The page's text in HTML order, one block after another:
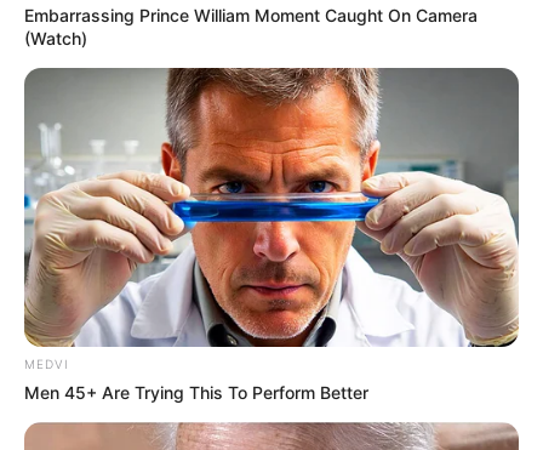
Embarrassing Prince William Moment Caught On Camera
(Watch)
MEDVI
Men 45+ Are Trying This To Perform Better